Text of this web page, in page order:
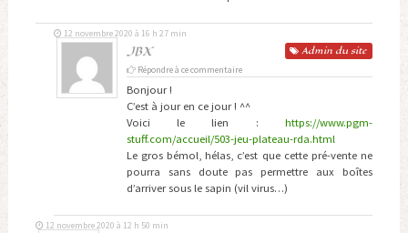
JBX Admin du site
12 novembre 2020 à 16 h 27 min
Répondre à ce commentaire
Bonjour !
C’est à jour en ce jour ! ^^
Voici le lien :https://www.pgm-
stuff.com/accueil/503-jeu-plateau-rda.html
Le gros bémol, hélas, c’est que cette pré-vente ne
pourra sans doute pas permettre aux boîtes
d’arriver sous le sapin (vil virus…)
12 novembre 2020 à 12 h 50 min